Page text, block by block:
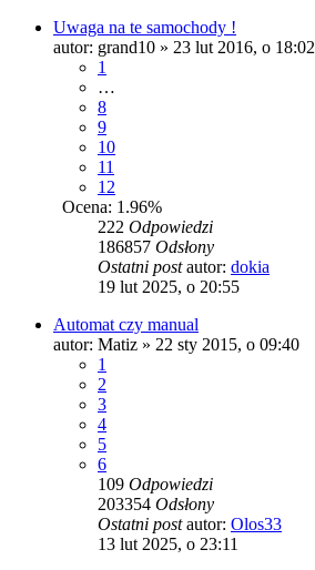
Uwaga na te samochody !
autor: grand10 » 23 lut 2016, o 18:02
1
…
8
9
10
11
12
Ocena: 1.96%
222 Odpowiedzi
186857 Odsłony
Ostatni postautor: dokia
19 lut 2025, o 20:55
Automat czy manual
autor: Matiz » 22 sty 2015, o 09:40
1
2
3
4
5
6
109 Odpowiedzi
203354 Odsłony
Ostatni postautor: Olos33
13 lut 2025, o 23:11